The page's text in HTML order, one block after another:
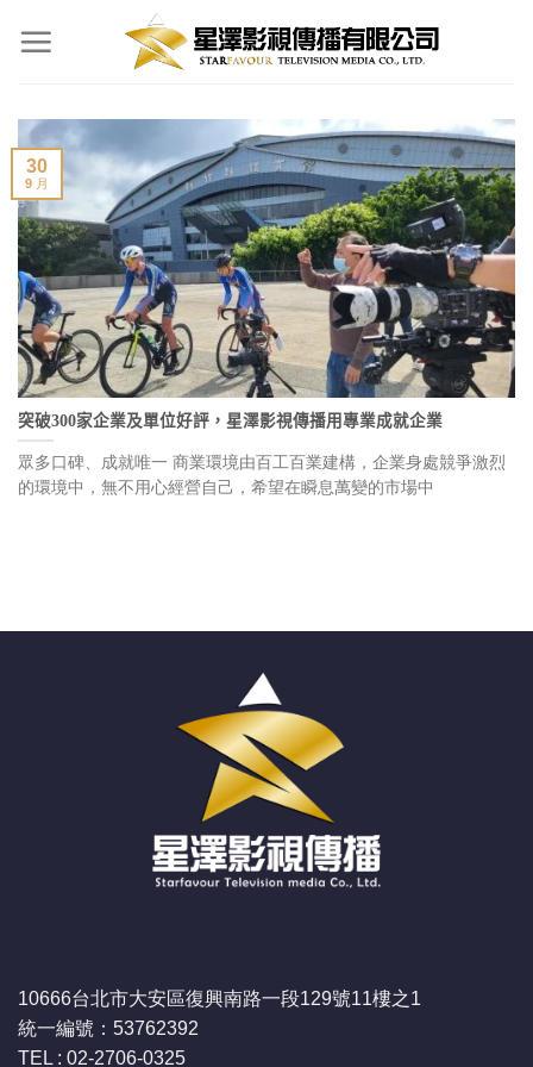
突破300家企業及單位好評，星澤影視傳播用專業成就企業
眾多口碑、成就唯一 商業環境由百工百業建構，企業身處競爭激烈
的環境中，無不用心經營自己，希望在瞬息萬變的市場中
30
9 月
10666台北市大安區復興南路一段129號11樓之1
統一編號：53762392
TEL : 02-2706-0325